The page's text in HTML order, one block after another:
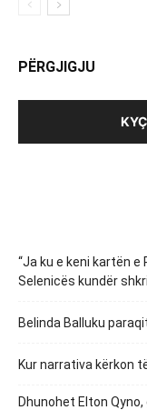
PËRGJIGJU
“Ja ku e keni kartën
Selenicës kundër
Belinda Balluku
Kur narrativa kërkon
Dhunohet Elton